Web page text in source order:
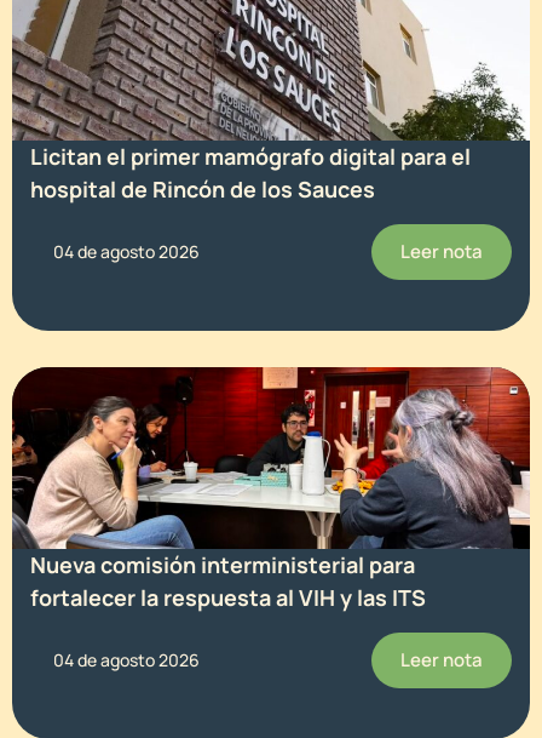
Licitan el primer mamógrafo digital para el
hospital de Rincón de los Sauces
04 de agosto 2026 Leer nota
Nueva comisión interministerial para
fortalecer la respuesta al VIH y las ITS
04 de agosto 2026 Leer nota